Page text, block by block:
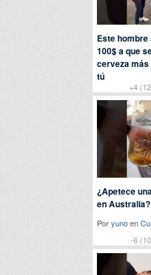
+4
Este hombre
100$ a que
cerveza más
tú
Porrereen
-6
¿Apetece
en Australia?
Poryunoen